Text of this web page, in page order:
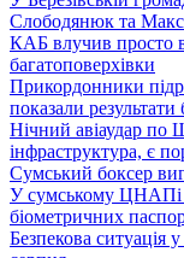
Слободянюк та
КАБ влучив просто
багатоповерхівки
Прикордонники
показали
Нічний авіаудар по
інфраструктура, є
Сумський боксер
У сумському ЦНАПі
біометричних
Безпекова ситуація